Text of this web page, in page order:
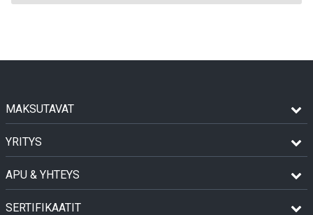
MAKSUTAVAT
YRITYS
APU & YHTEYS
SERTIFIKAATIT